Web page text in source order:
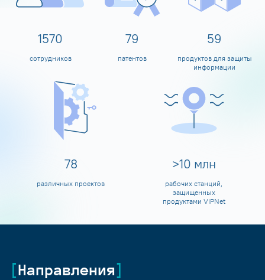
1600
сотрудников
80
патентов
60
продуктов для защиты
информации
80
различных проектов
>10 млн
рабочих станций,
защищенных
продуктами ViPNet
Направления